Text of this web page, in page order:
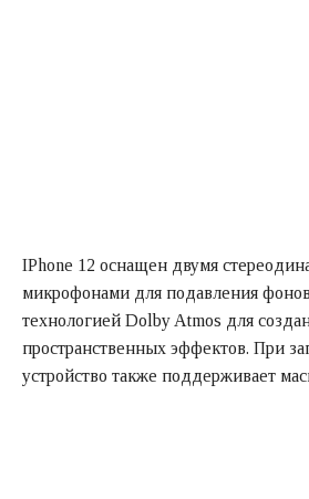
IPhone 12 оснащен двумя
микрофонами для подавления
технологией Dolby Atmos для
пространственных эффектов. При
устройство также поддерживает